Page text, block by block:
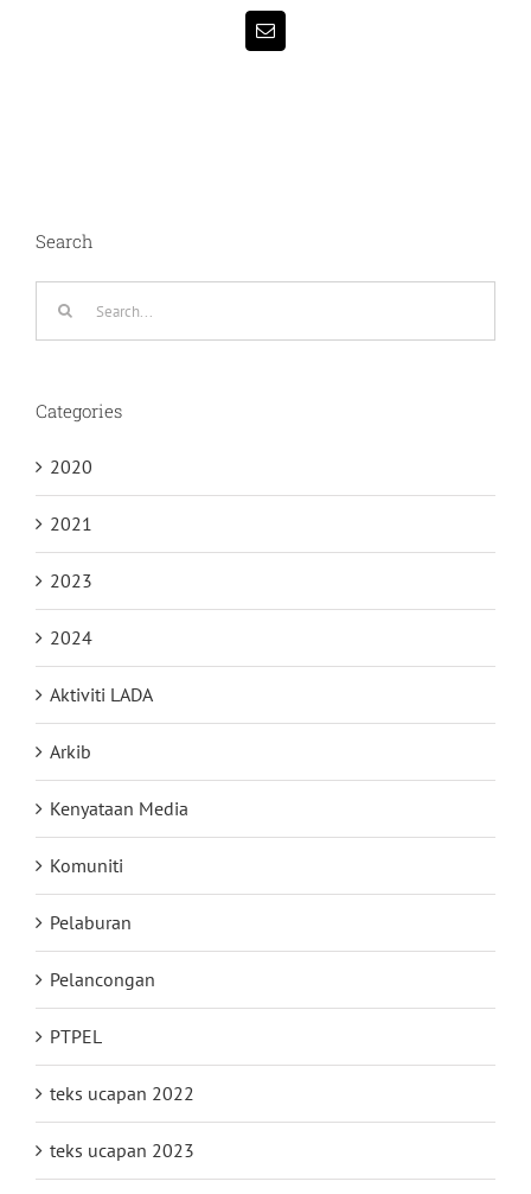
Email
Search
Categories
2020
2021
2023
2024
Aktiviti LADA
Arkib
Kenyataan Media
Komuniti
Pelaburan
Pelancongan
PTPEL
teks ucapan 2022
teks ucapan 2023